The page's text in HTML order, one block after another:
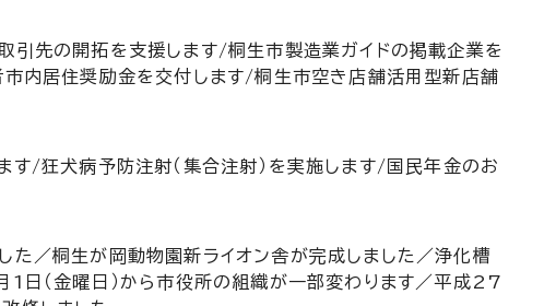
先の開拓を支援します/桐生市製造業ガイドの掲載企業を
内居住奨励金を交付します/桐生市空き店舗活用型新店舗
/狂犬病予防注射（集合注射）を実施します/国民年金のお
た／桐生が岡動物園新ライオン舎が完成しました／浄化槽
日（金曜日）から市役所の組織が一部変わります／平成27